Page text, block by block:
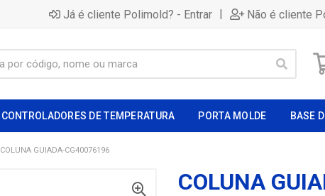
Já é cliente Polimold? - Entrar | Não é cliente
CONTROLADORES DE TEMPERATURA PORTA MOLDE BASE
COLUNA GUIADA-CG40076196
COLUNA